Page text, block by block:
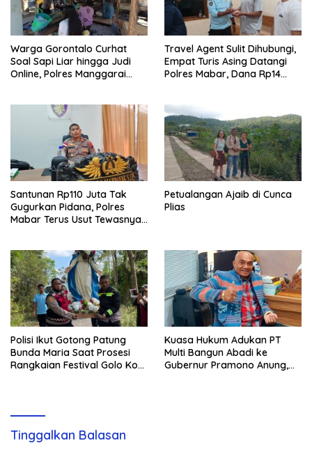
Warga Gorontalo Curhat
Soal Sapi Liar hingga Judi
Online, Polres Manggarai
Travel Agent Sulit Dihubungi,
Empat Turis Asing Datangi
Polres Mabar, Dana Rp14
Santunan Rp110 Juta Tak
Gugurkan Pidana, Polres
Mabar Terus Usut Tewasnya
Petualangan Ajaib di Cunca
Plias
Polisi Ikut Gotong Patung
Bunda Maria Saat Prosesi
Rangkaian Festival Golo Koe
Kuasa Hukum Adukan PT
Multi Bangun Abadi ke
Gubernur Pramono Anung,
Tinggalkan Balasan